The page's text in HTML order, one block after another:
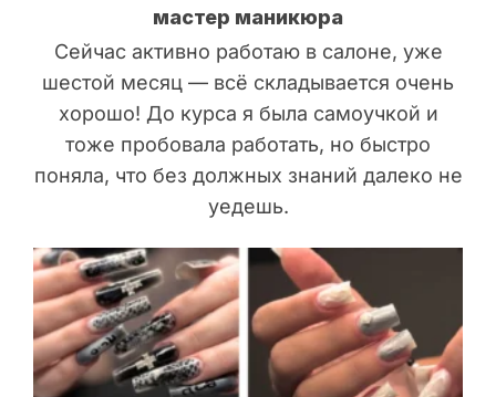
мастер маникюра
Сейчас активно работаю в салоне, уже
шестой месяц — всё складывается очень
хорошо! До курса я была самоучкой и
тоже пробовала работать, но быстро
поняла, что без должных знаний далеко не
уедешь.